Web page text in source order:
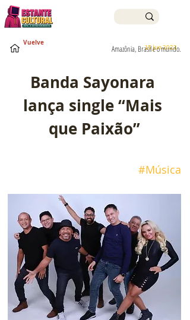
15 jun 2023
Amazônia, Brasil e o mundo.
Vuelve
Banda Sayonara
lança single “Mais
que Paixão”
#Música